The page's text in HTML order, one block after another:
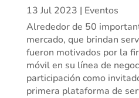
13 Jul 2023 | Eventos
Alrededor de 50
mercado, que brindan
fueron motivados por la
móvil en su línea de
participación como
primera plataforma de